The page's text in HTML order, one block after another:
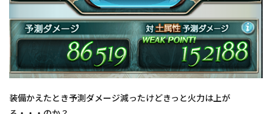
装備かえたとき予測ダメージ減ったけどきっと火力は上が